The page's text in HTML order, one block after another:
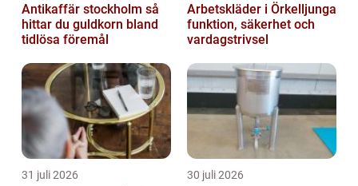
Antikaffär stockholm så
hittar du guldkorn bland
tidlösa föremål
Arbetskläder i Örkelljunga
funktion, säkerhet och
vardagstrivsel
31 juli 2026 30 juli 2026